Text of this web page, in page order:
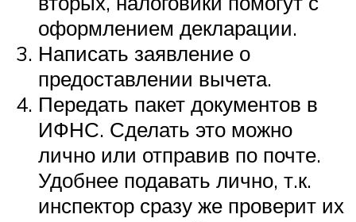
оформлением декларации.
Написать заявление о
предоставлении вычета.
Передать пакет документов в
ИФНС. Сделать это можно
лично или отправив по почте.
Удобнее подавать лично, т.к.
инспектор сразу же проверит их